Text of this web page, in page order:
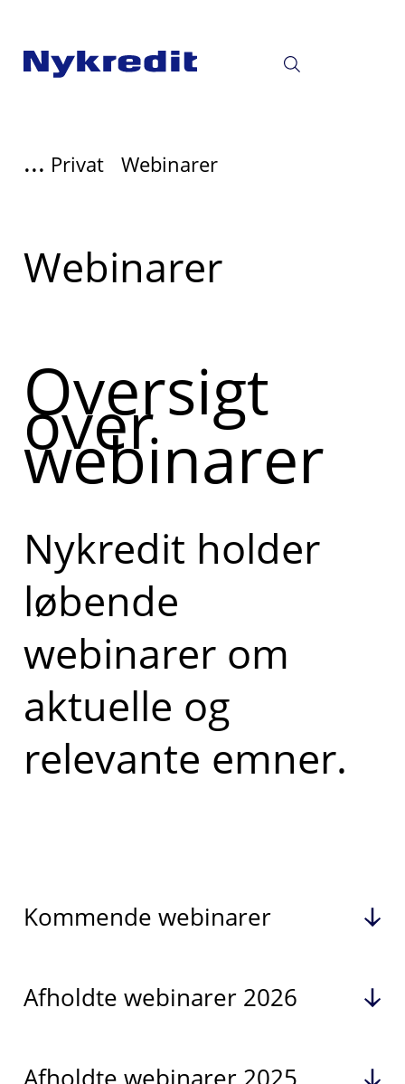
... Privat Webinarer
Read
more
Webinarer
Oversigt
over
webinarer
Nykredit holder
løbende
webinarer om
aktuelle og
relevante emner.
Kommende webinarer
Afholdte webinarer 2026